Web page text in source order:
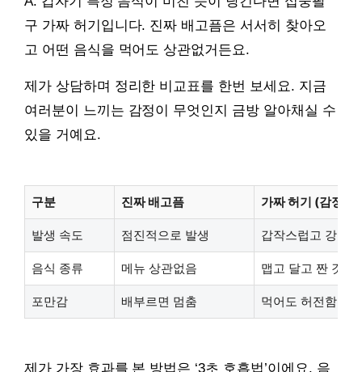
구 가짜 허기입니다. 진짜 배고픔은 서서히 찾아오
고 어떤 음식을 먹어도 상관없거든요.
제가 상담하며 정리한 비교표를 한번 보세요. 지금
여러분이 느끼는 감정이 무엇인지 금방 알아채실 수
있을 거예요.
구분 진짜 배고픔 가짜 허기 (감정적)
발생 속도 점진적으로 발생 갑작스럽고 강렬함
음식 종류 메뉴 상관없음 맵고 달고 짠 것
포만감 배부르면 멈춤 먹어도 허전함
제가 가장 효과를 본 방법은 ‘3초 호흡법’이에요. 음